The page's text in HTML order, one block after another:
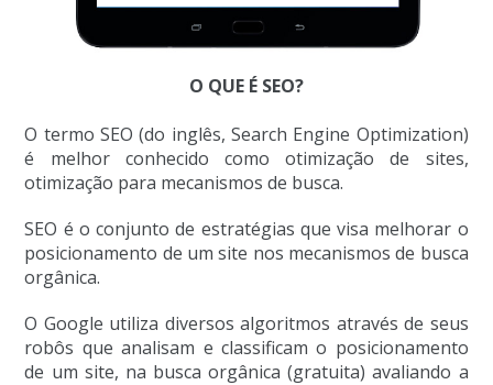
O QUE É SEO?
O termo SEO (do inglês, Search Engine Optimization)
é melhor conhecido como otimização de sites,
otimização para mecanismos de busca.
SEO é o conjunto de estratégias que visa melhorar o
posicionamento de um site nos mecanismos de busca
orgânica.
O Google utiliza diversos algoritmos através de seus
robôs que analisam e classificam o posicionamento
de um site, na busca orgânica (gratuita) avaliando a